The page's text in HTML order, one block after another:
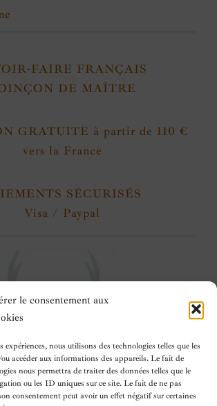
le consentement aux
expériences, nous utilisons des technologies telles que les
accéder aux informations des appareils. Le fait de
nous permettra de traiter des données telles que le
ou les ID uniques sur ce site. Le fait de ne pas
consentement peut avoir un effet négatif sur certaines
FAIRE FRANÇAIS
DE MAÎTRE
GRATUITE à partir de 110 €
vers la France
SÉCURISÉS
Visa / Paypal